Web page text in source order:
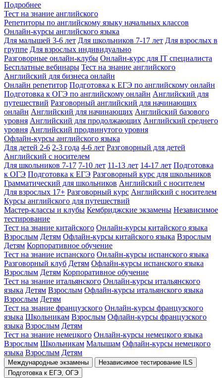
Подробнее
Тест на знание английского
Репетиторы по английскому языку начальных классов
Онлайн-курсы английского языка
Для малышей 3-6 лет Для школьников 7-17 лет Для взрослых в
группе Для взрослых индивидуально
Разговорные онлайн-клубы Онлайн-курс для IT специалиста
Бесплатные вебинары Тест на знание английского
Английский для бизнеса онлайн
Онлайн репетитор Подготовка к ЕГЭ по английскому онлайн
Подготовка к ОГЭ по английскому онлайн Английский для
путешествий Разговорный английский для начинающих
онлайн Английский для начинающих Английский базового
уровня Английский для продолжающих Английский среднего
уровня Английский продвинутого уровня
Офлайн-курсы английского языка
Для детей 2-6 2-3 года 4-6 лет Разговорный для детей
Английский с носителем
Для школьников 7-17 7-10 лет 11-13 лет 14-17 лет Подготовка
к ОГЭ Подготовка к ЕГЭ Разговорный курс для школьников
Грамматический для школьников Английский с носителем
Для взрослых 17+ Разговорный курс Английский с носителем
Курсы английского для путешествий
Мастер-классы и клубы Кембриджские экзамены Независимое
тестирование
Тест на знание китайского Онлайн-курсы китайского языка
Взрослым Детям Офлайн-курсы китайского языка Взрослым
Детям Корпоративное обучение
Тест на знание испанского Онлайн-курсы испанского языка
Разговорный клуб Детям Офлайн-курсы испанского языка
Взрослым Детям Корпоративное обучение
Тест на знание итальянского Онлайн-курсы итальянского
языка Детям Взрослым Офлайн-курсы итальянского языка
Взрослым Детям
Тест на знание французского Онлайн-курсы французского
языка Школьникам Взрослым Офлайн-курсы французского
языка Взрослым Детям
Тест на знание немецкого Онлайн-курсы немецкого языка
Взрослым Школьникам Малышам Офлайн-курсы немецкого
языка Взрослым Детям
Международные экзамены
Независимое тестирование ILS
Подготовка к ЕГЭ, ОГЭ